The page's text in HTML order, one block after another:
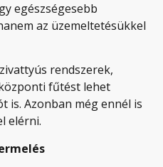
egészségesebb
az üzemeltetésükkel
rendszerek,
fűtést lehet
is. Azonban még ennél is
elérni.